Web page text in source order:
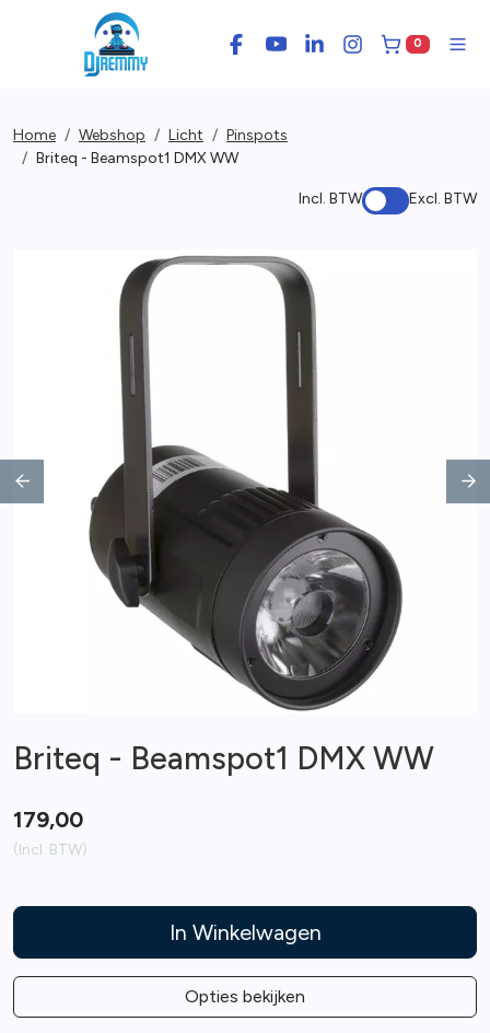
Facebook
YouTubeLinkedInInstagram
0
Home Webshop Licht
Pinspots
Briteq - Beamspot1 DMX WW
Incl. BTW Excl. BTW
Previous
Briteq - Beamspot1 DMX WW
179,00
(Incl. BTW)
In Winkelwagen
Opties bekijken